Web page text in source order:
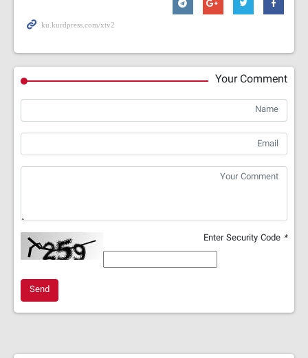
Your Comment
*
Send